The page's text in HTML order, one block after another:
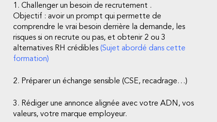
1. Challenger un besoin de recrutement .
Objectif : avoir un prompt qui permette de
comprendre le vrai besoin derrière la demande, les
risques si on recrute ou pas, et obtenir 2 ou 3
alternatives RH crédibles (Sujet abordé dans cette
formation)
2. Préparer un échange sensible (CSE, recadrage…)
3. Rédiger une annonce alignée avec votre ADN, vos
valeurs, votre marque employeur.